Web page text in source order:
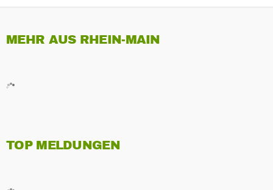
MEHR AUS RHEIN-MAIN
TOP MELDUNGEN